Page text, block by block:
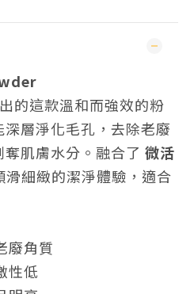
的這款溫和而強效的粉
層淨化毛孔，去除老廢
肌膚水分。融合了 微活
滑細緻的潔淨體驗，適合
廢角質
性低